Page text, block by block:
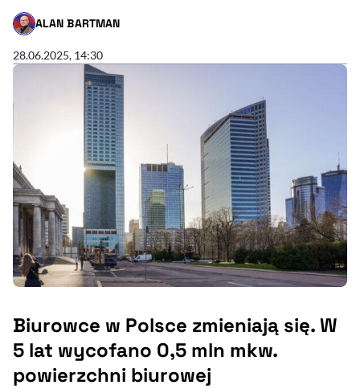
ALAN BARTMAN
- AUTOR ARTYKUŁU - PROFIL
28.06.2025, 14:30
Biurowce w Polsce zmieniają się. W
5 lat wycofano 0,5 mln mkw.
powierzchni biurowej